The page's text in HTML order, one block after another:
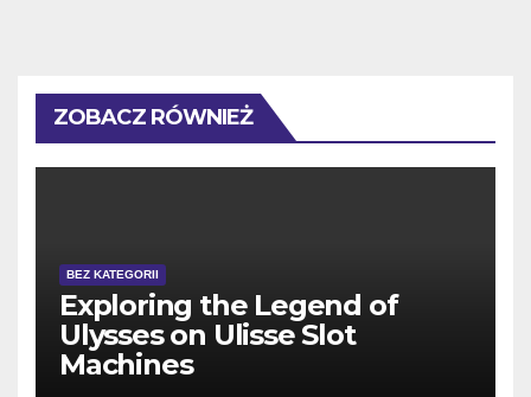
ZOBACZ RÓWNIEŻ
BEZ KATEGORII
Exploring the Legend of
Ulysses on Ulisse Slot
Machines